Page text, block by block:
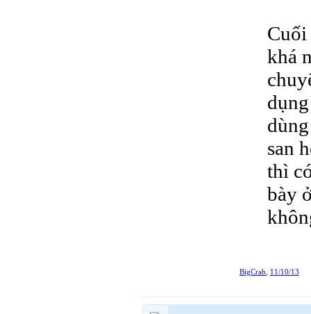
Cuối
khá
san
thì
bày
BigCrab 11/10/13